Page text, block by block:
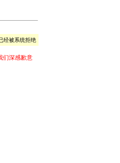
经被系统拒绝
们深感歉意